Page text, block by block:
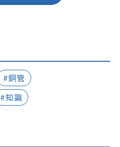
#銅管
#知識